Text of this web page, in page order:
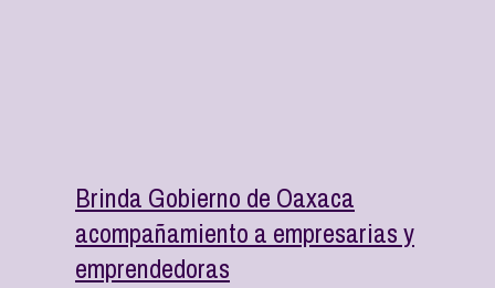
Brinda Gobierno de Oaxaca
acompañamiento a empresarias y
emprendedoras